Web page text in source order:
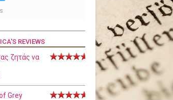
REVIEWS
ζητάς να
Grey